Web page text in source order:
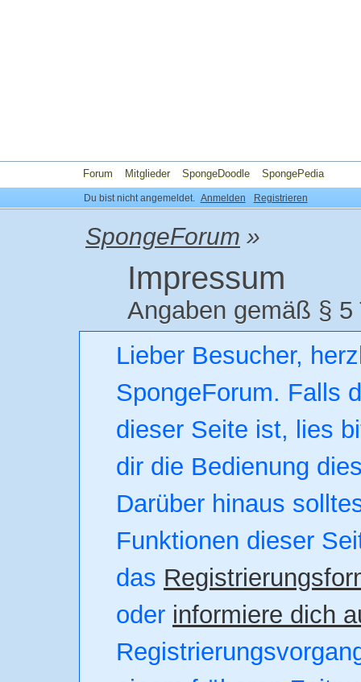
Forum Mitglieder SpongeDoodle SpongePedia
Du bist nicht angemeldet. Anmelden Registrieren
SpongeForum »
Impressum
Angaben gemäß §
Lieber Besucher,
SpongeForum. Falls
dieser Seite ist, lies
dir die Bedienung
Darüber hinaus
Funktionen dieser
das
oder informiere dich